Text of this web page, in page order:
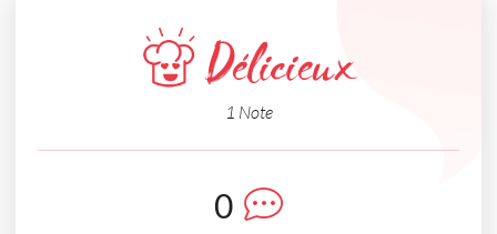
Délicieux
1 Note
0